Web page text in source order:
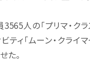
人の「プリマ・クラ
ティ「ムーン・クライ
た。